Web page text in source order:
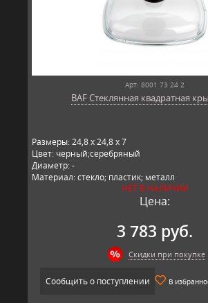
Арт: 8001 73 24 2
BAF Стеклянная квадратная
Размеры: 24,8 x 24,8 x 7
Цвет: черный;серебряный
Диаметр: -
Материал: стекло; пластик; металл
Производитель: BAF, Германия
НЕТ В НАЛИЧИИ
Цена:
3 783 руб.
Скидки при покупке
Сообщить о поступлении В